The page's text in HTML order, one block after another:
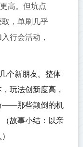
高。但坑点
，单刷几乎
行会活动，
个新朋友。整体
玩法创新度高，
——那些颠倒的机
故事小结：以亲